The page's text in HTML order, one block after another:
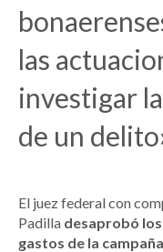
las
investigar
de un
El juez federal con
Padilla desaprobó
gastos de la campaña